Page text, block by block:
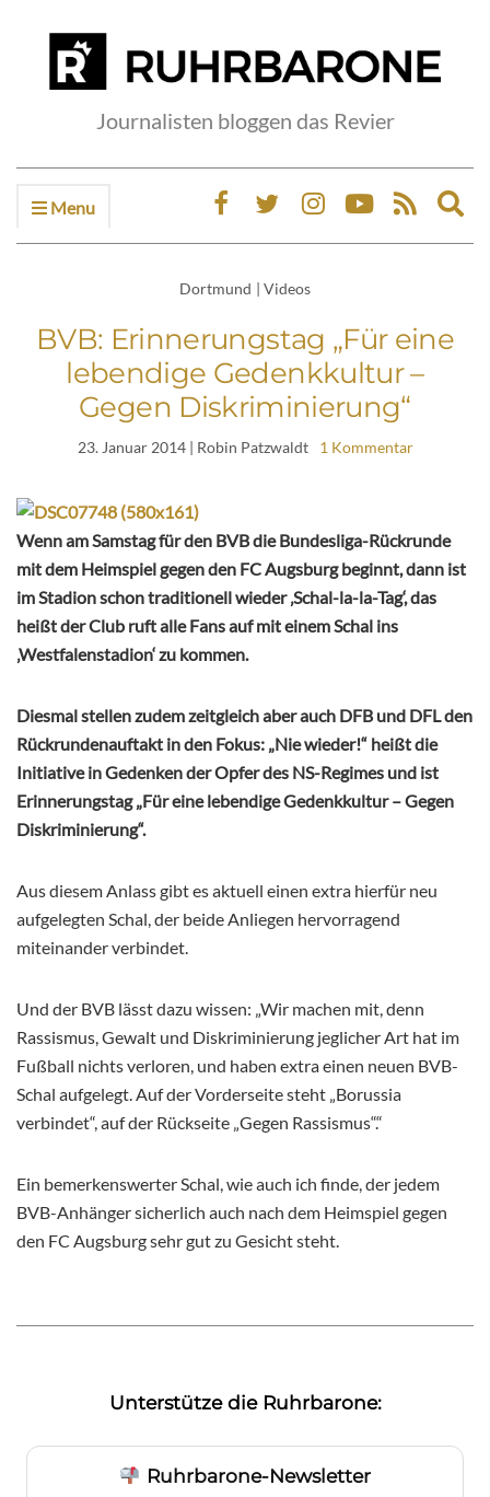
Journalisten bloggen das Revier
Menu
Dortmund | Videos
BVB: Erinnerungstag „Für eine
lebendige Gedenkkultur –
Gegen Diskriminierung“
23. Januar 2014| Robin Patzwaldt 1 Kommentar
Wenn am Samstag für den BVB die Bundesliga-Rückrunde
mit dem Heimspiel gegen den FC Augsburg beginnt, dann ist
im Stadion schon traditionell wieder ‚Schal-la-la-Tag‘, das
heißt der Club ruft alle Fans auf mit einem Schal ins
‚Westfalenstadion‘ zu kommen.
Diesmal stellen zudem zeitgleich aber auch DFB und DFL den
Rückrundenauftakt in den Fokus: „Nie wieder!“ heißt die
Initiative in Gedenken der Opfer des NS-Regimes und ist
Erinnerungstag „Für eine lebendige Gedenkkultur – Gegen
Diskriminierung“.
Aus diesem Anlass gibt es aktuell einen extra hierfür neu
aufgelegten Schal, der beide Anliegen hervorragend
miteinander verbindet.
Und der BVB lässt dazu wissen: „Wir machen mit, denn
Rassismus, Gewalt und Diskriminierung jeglicher Art hat im
Fußball nichts verloren, und haben extra einen neuen BVB-
Schal aufgelegt. Auf der Vorderseite steht „Borussia
verbindet“, auf der Rückseite „Gegen Rassismus“.“
Ein bemerkenswerter Schal, wie auch ich finde, der jedem
BVB-Anhänger sicherlich auch nach dem Heimspiel gegen
den FC Augsburg sehr gut zu Gesicht steht.
Unterstütze die Ruhrbarone:
Ruhrbarone-Newsletter